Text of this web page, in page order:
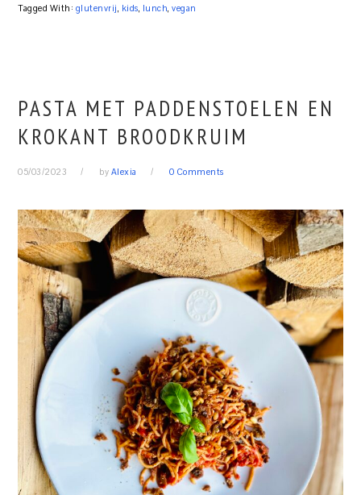
Tagged With: glutenvrij, kids, lunch,vegan
PASTA MET PADDENSTOELEN EN
KROKANT BROODKRUIM
05/03/2023 by Alexia 0 Comments